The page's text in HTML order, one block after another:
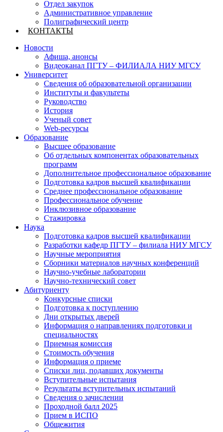
Отдел закупок
Административное управление
Полиграфический центр
КОНТАКТЫ
Новости
Афиша, анонсы
Видеоканал ПГТУ – ФИЛИАЛА НИУ МГСУ
Университет
Сведения об образовательной организации
Институты и факультеты
Руководство
История
Ученый совет
Web-ресурсы
Образование
Высшее образование
Об отдельных компонентах образовательных
программ
Дополнительное профессиональное образование
Подготовка кадров высшей квалификации
Среднее профессиональное образование
Профессиональное обучение
Инклюзивное образование
Стажировка
Наука
Подготовка кадров высшей квалификации
Разработки кафедр ПГТУ – филиала НИУ МГСУ
Научные мероприятия
Сборники материалов научных конференций
Научно-учебные лаборатории
Научно-технический совет
Абитуриенту
Конкурсные списки
Подготовка к поступлению
Дни открытых дверей
Информация о направлениях подготовки и
специальностях
Приемная комиссия
Стоимость обучения
Информация о приеме
Списки лиц, подавших документы
Вступительные испытания
Результаты вступительных испытаний
Сведения о зачислении
Проходной балл 2025
Прием в ИСПО
Общежития